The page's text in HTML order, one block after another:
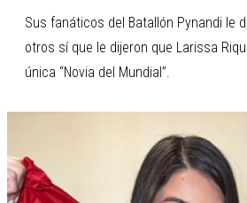
Sus fanáticos del Batallón Pynandi le
otros sí que le dijeron que Larissa
única “Novia del Mundial”.